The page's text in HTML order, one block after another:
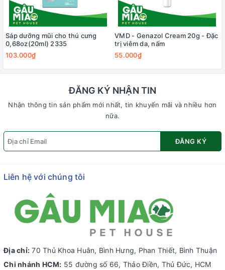
Sáp dưỡng mũi cho thú cưng
0,68oz(20ml) 2335
103.000₫
VMD - Genazol Cream 20g - Đặc
trị viêm da, nấm
55.000₫
ĐĂNG KÝ NHẬN TIN
Nhận thông tin sản phẩm mới nhất, tin khuyến mãi và nhiều hơn
nữa.
ĐĂNG KÝ
Liên hệ với chúng tôi
Địa chỉ: 70 Thủ Khoa Huân, Bình Hưng, Phan Thiết, Bình Thuận
Chi nhánh HCM: 55 đường số 66, Thảo Điền, Thủ Đức, HCM